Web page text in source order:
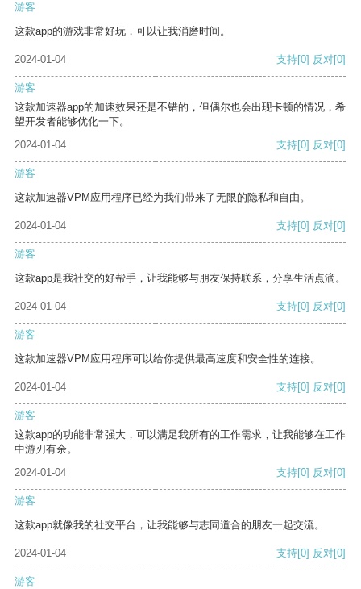
游客
这款app的游戏非常好玩，可以让我消磨时间。
2024-01-04 支持[0] 反对[0]
游客
这款加速器app的加速效果还是不错的，但偶尔也会出现卡顿的情况，希
望开发者能够优化一下。
2024-01-04
支持[0] 反对[0]
游客
这款加速器VPM应用程序已经为我们带来了无限的隐私和自由。
2024-01-04 支持[0] 反对[0]
游客
这款app是我社交的好帮手，让我能够与朋友保持联系，分享生活点滴。
2024-01-04 支持[0] 反对[0]
游客
这款加速器VPM应用程序可以给你提供最高速度和安全性的连接。
2024-01-04 支持[0] 反对[0]
游客
这款app的功能非常强大，可以满足我所有的工作需求，让我能够在工作
中游刃有余。
2024-01-04
支持[0] 反对[0]
游客
这款app就像我的社交平台，让我能够与志同道合的朋友一起交流。
2024-01-04 支持[0] 反对[0]
游客